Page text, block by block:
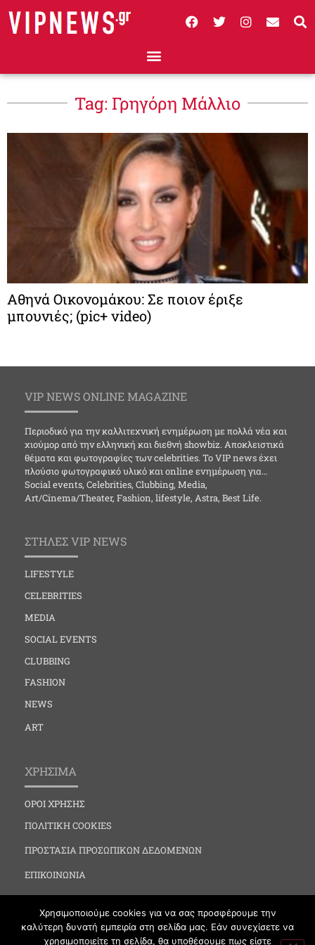
Tag: Γρηγόρη Μάλλιο
Αθηνά Οικονομάκου: Σε ποιον έριξε
μπουνιές; (pic+ video)
VIP NEWS ONLINE MAGAZINE
Περιοδικό για την καλλιτεχνική ενημέρωση με πολλά νέα και
χιούμορ από την ελληνική και διεθνή showbiz. Αποκλειστικά
θέματα και φωτογραφίες των celebrities. Το VIP news έχει
πλούσιο φωτογραφικό υλικό και online ενημέρωση για…
Social events, Celebrities, Clubbing, Media,
Art/Cinema/Theater, Fashion, lifestyle, Astra, Best Life.
ΣΤΗΛΕΣ VIP NEWS
LIFESTYLE
CELEBRITIES
MEDIA
SOCIAL EVENTS
CLUBBING
FASHION
NEWS
ART
ΧΡΗΣΙΜΑ
ΟΡΟΙ ΧΡΗΣΗΣ
ΠΟΛΙΤΙΚΗ COOKIES
ΠΡΟΣΤΑΣΙΑ ΠΡΟΣΩΠΙΚΩΝ ΔΕΔΟΜΕΝΩΝ
ΕΠΙΚΟΙΝΩΝΙΑ
Χρησιμοποιούμε cookies για να σας προσφέρουμε την
καλύτερη δυνατή εμπειρία στη σελίδα μας. Εάν συνεχίσετε να
χρησιμοποιείτε τη σελίδα, θα υποθέσουμε πως είστε